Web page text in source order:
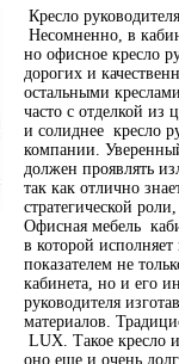
Кресло
Несомненно, в
но офисное кресло
дорогих и
остальными
часто с отделкой
и солиднее кресло
компании.
должен проявлять
так как отлично
стратегической
Офисная мебель
в которой
показателем не
кабинета, но и его
руководителя
материалов.
LUX. Такое кресло
оно еще и очень